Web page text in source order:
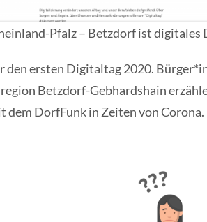
Pfalz – Betzdorf ist digitales
den ersten Digitaltag 2020.
Betzdorf-Gebhardshain
dem DorfFunk in Zeiten von Corona.